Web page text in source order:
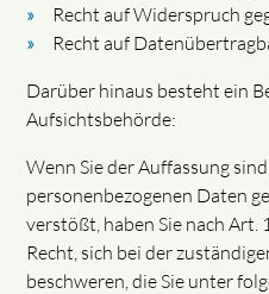
Recht auf Widerspruch
Recht auf
Darüber hinaus besteht ein
Aufsichtsbehörde:
Wenn Sie der Auffassung
personenbezogenen Daten
verstößt, haben Sie nach Art.
Recht, sich bei der
beschweren, die Sie unter